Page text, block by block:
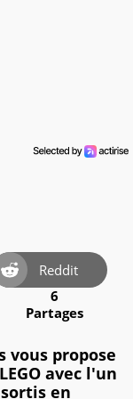
Reddit
6
Partages
vous propose
avec l'un
en